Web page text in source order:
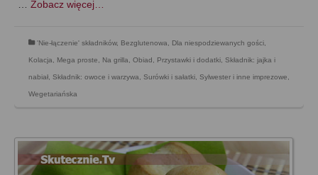
Zobacz więcej…
'Nie-łączenie' składników, Bezglutenowa Dla niespodziewanych gości
Kolacja Mega proste Na grilla Obiad Przystawki i dodatki Składnik: jajka i
nabiał Składnik: owoce i warzywa Surówki i sałatki Sylwester i inne imprezowe
Wegetariańska